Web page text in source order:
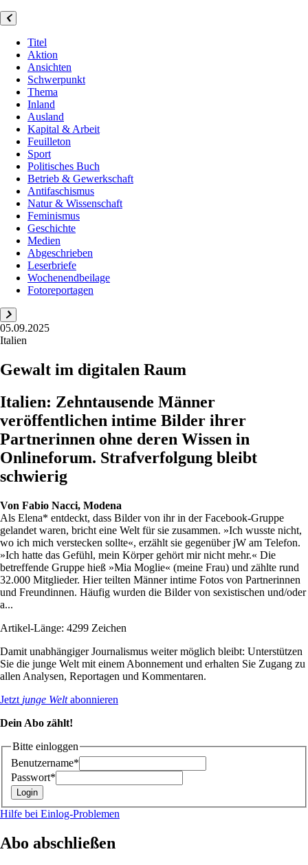
Titel
Aktion
Ansichten
Schwerpunkt
Thema
Inland
Ausland
Kapital & Arbeit
Feuilleton
Sport
Politisches Buch
Betrieb & Gewerkschaft
Antifaschismus
Natur & Wissenschaft
Feminismus
Geschichte
Medien
Abgeschrieben
Leserbriefe
Wochenendbeilage
Fotoreportagen
05.09.2025
Italien
Gewalt im digitalen Raum
Italien: Zehntausende Männer
veröffentlichen intime Bilder ihrer
Partnerinnen ohne deren Wissen in
Onlineforum. Strafverfolgung bleibt
schwierig
Von Fabio Nacci, Modena
Als Elena* entdeckt, dass Bilder von ihr in der Facebook-Gruppe
gelandet waren, bricht eine Welt für sie zusammen. »Ich wusste nicht,
wo ich mich verstecken sollte«, erzählt sie gegenüber jW am Telefon.
»Ich hatte das Gefühl, mein Körper gehört mir nicht mehr.« Die
betreffende Gruppe hieß »Mia Moglie« (meine Frau) und zählte rund
32.000 Mitglieder. Hier teilten Männer intime Fotos von Partnerinnen
und Freundinnen. Häufig wurden die Bilder von sexistischen und/oder
a...
Artikel-Länge: 4299 Zeichen
Damit unabhängiger Journalismus weiter möglich bleibt: Unterstützen
Sie die junge Welt mit einem Abonnement und erhalten Sie Zugang zu
allen Analysen, Reportagen und Kommentaren.
Jetzt junge Weltabonnieren
Dein Abo zählt!
Bitte einloggen
Benutzername*
Passwort*
Hilfe bei Einlog-Problemen
Abo abschließen